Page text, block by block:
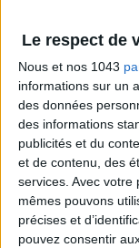
Le respect de
Nous et nos 1043
informations sur un
des données
des informations
publicités et du
et de contenu, des
services. Avec votre
mêmes pouvons
précises et
pouvez consentir
PHÉNOMÈNE : LE